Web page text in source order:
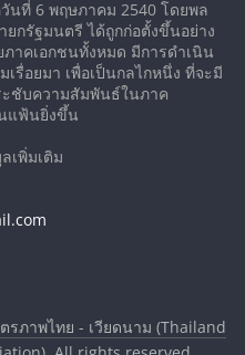
นที่ 6 พฤษภาคม 2540 โดยพล
กรัฐมนตรี ได้ถูกก่อตั้งขึ้นอย่าง
าคเอกชนทั้งหมด มีการดำเนิน
รื่อยมา เพื่อเป็นกลไกหนึ่ง ที่จะมี
ชับความสัมพันธ์ในภาค
แฟ้นยิ่งขึ้น
เพิ่มเติม
รภาพไทย - เวียดนาม (Thailand